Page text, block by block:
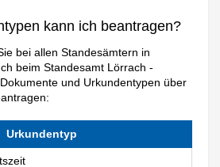
kann ich beantragen?
bei allen Standesämtern in
beim Standesamt Lörrach -
und Urkundentypen über
Urkundentyp